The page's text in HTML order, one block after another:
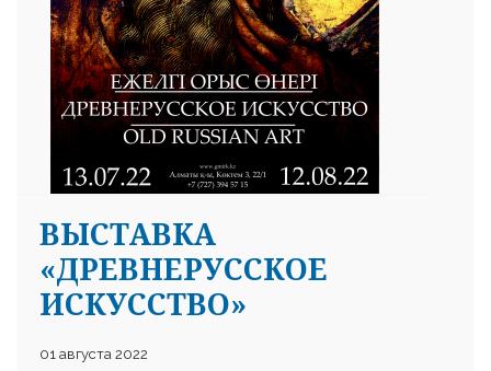
ВЫСТАВКА
«ДРЕВНЕРУССКОЕ
ИСКУССТВО»
01 августа 2022